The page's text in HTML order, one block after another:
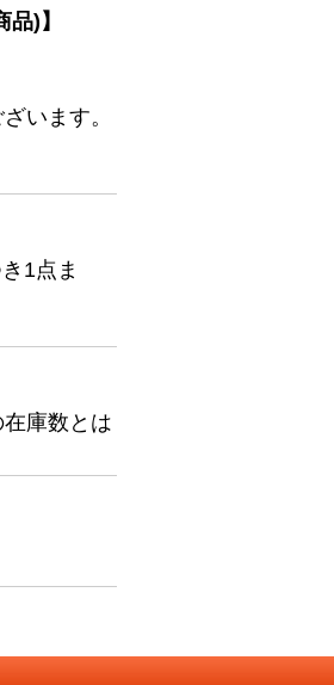
)】
います。
1点ま
庫数とは